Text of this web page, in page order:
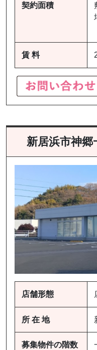
契約面積
賃 料
新居浜市神郷
店舗形態
所 在 地
募集物件の階数